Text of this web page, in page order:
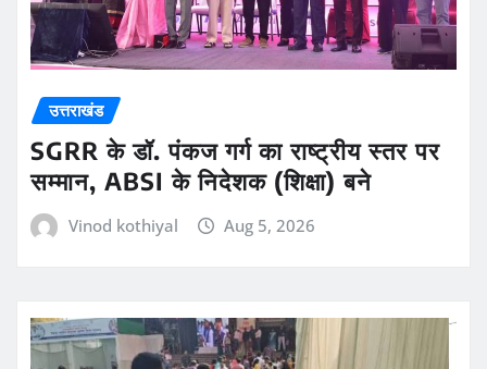
उत्तराखंड
SGRR के डॉ. पंकज गर्ग का राष्ट्रीय स्तर पर
सम्मान, ABSI के निदेशक (शिक्षा) बने
Vinod kothiyal Aug 5, 2026